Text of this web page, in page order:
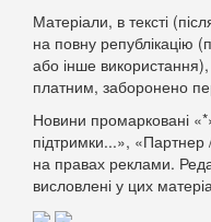
Матеріали, в тексті
на повну републікацію
або інше
платним, заборонено
Новини промарковані
підтримки...», «Партнер
на правах реклами.
висловлені у цих